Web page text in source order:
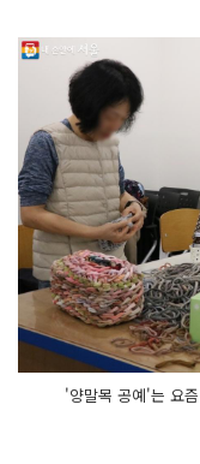
'양말목 공예'는 요